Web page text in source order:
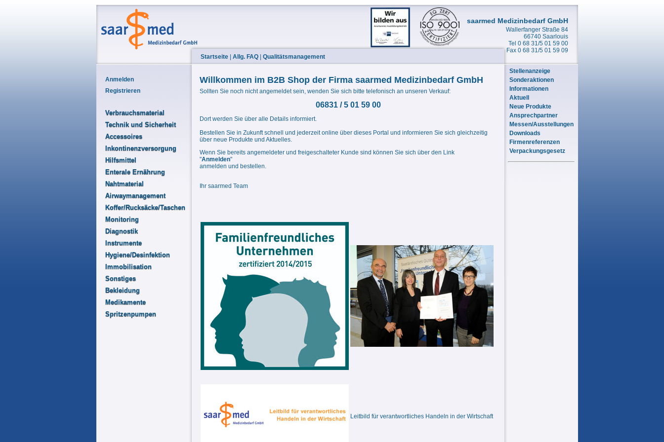
saarmed Medizinbedarf GmbH
Wallerfanger Straße 84
66740 Saarlouis
Tel 0 68 31/5 01 59 00
Fax 0 68 31/5 01 59 09
Startseite| Allg. FAQ| Qualitätsmanagement
Anmelden
Registrieren
Verbrauchsmaterial
Technik und Sicherheit
Accessoires
Inkontinenzversorgung
Hilfsmittel
Enterale Ernährung
Nahtmaterial
Airwaymanagement
Koffer/Rucksäcke/Taschen
Monitoring
Diagnostik
Instrumente
Hygiene/Desinfektion
Immobilisation
Sonstiges
Bekleidung
Medikamente
Spritzenpumpen
Willkommen im B2B Shop der Firma saarmed Medizinbedarf GmbH
Sollten Sie noch nicht angemeldet sein, wenden Sie sich bitte telefonisch an unseren Verkauf:
06831 / 5 01 59 00
Dort werden Sie über alle Details informiert.
Bestellen Sie in Zukunft schnell und jederzeit online über dieses Portal und informieren Sie sich gleichzeitig
über neue Produkte und Aktuelles.
Wenn Sie bereits angemeldeter und freigeschalteter Kunde sind können Sie sich über den Link
"Anmelden"
anmelden und bestellen.
Ihr saarmed Team
Leitbild für verantwortliches Handeln in der Wirtschaft
Stellenanzeige
Sonderaktionen
Informationen
Aktuell
Neue Produkte
Ansprechpartner
Messen/Ausstellungen
Downloads
Firmenreferenzen
Verpackungsgesetz